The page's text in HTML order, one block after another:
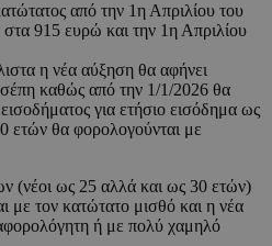
από την 1η Απριλίου του
στα 915 ευρώ και την 1η Απριλίου
η νέα αύξηση θα αφήνει
καθώς από την 1/1/2026 θα
για ετήσιο εισόδημα ως
θα φορολογούνται με
(νέοι ως 25 αλλά και ως 30 ετών)
με τον κατώτατο μισθό και η νέα
ή με πολύ χαμηλό